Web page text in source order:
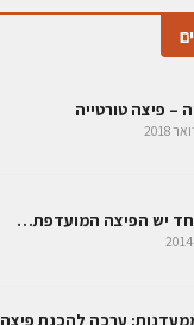
– פיצה טורטייה
יש הפיצה המועדפת…
ערכה להכנת פיצה